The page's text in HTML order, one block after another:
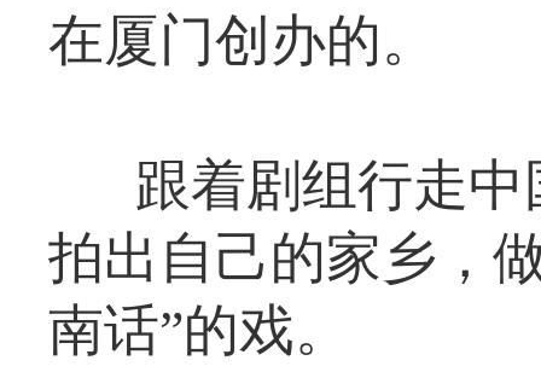
在厦门创办的。
跟着剧组行走
拍出自己的家乡，
南话”的戏。